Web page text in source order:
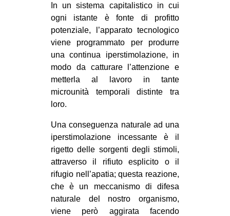
In un sistema capitalistico in cui
ogni istante è fonte di profitto
potenziale, l’apparato tecnologico
viene programmato per produrre
una continua iperstimolazione, in
modo da catturare l’attenzione e
metterla al lavoro in tante
microunità temporali distinte tra
loro.
Una conseguenza naturale ad una
iperstimolazione incessante è il
rigetto delle sorgenti degli stimoli,
attraverso il rifiuto esplicito o il
rifugio nell’apatia; questa reazione,
che è un meccanismo di difesa
naturale del nostro organismo,
viene però aggirata facendo